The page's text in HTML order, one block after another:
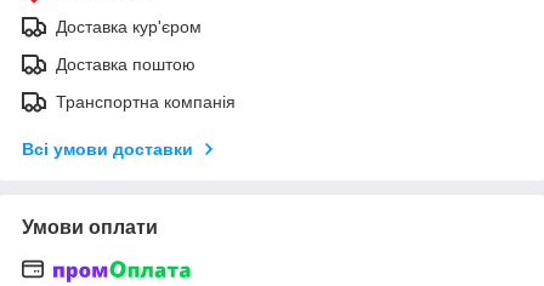
Доставка кур'єром
Доставка поштою
Транспортна компанія
Всі умови доставки
Умови оплати